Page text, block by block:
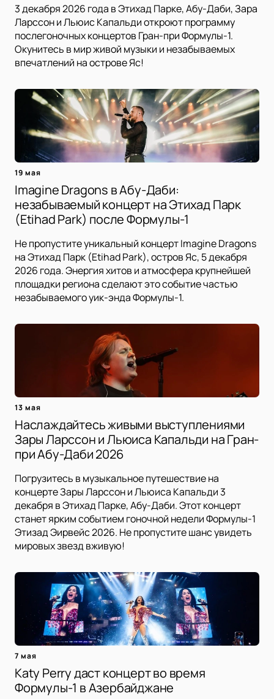
3 декабря 2026 года в Этихад Парке, Абу-Даби, Зара
Ларссон и Льюис Капальди откроют программу
послегоночных концертов Гран-при Формулы-1.
Окунитесь в мир живой музыки и незабываемых
впечатлений на острове Яс!
19 мая
Imagine Dragons в Абу-Даби:
незабываемый концерт на Этихад Парк
(Etihad Park) после Формулы-1
Не пропустите уникальный концерт Imagine Dragons
на Этихад Парк (Etihad Park), остров Яс, 5 декабря
2026 года. Энергия хитов и атмосфера крупнейшей
площадки региона сделают это событие частью
незабываемого уик-энда Формулы-1.
13 мая
Наслаждайтесь живыми выступлениями
Зары Ларссон и Льюиса Капальди на Гран-
при Абу-Даби 2026
Погрузитесь в музыкальное путешествие на
концерте Зары Ларссон и Льюиса Капальди 3
декабря в Этихад Парке, Абу-Даби. Этот концерт
станет ярким событием гоночной недели Формулы-1
Этизад Эирвейс 2026. Не пропустите шанс увидеть
мировых звезд вживую!
7 мая
Katy Perry даст концерт во время
Формулы-1 в Азербайджане